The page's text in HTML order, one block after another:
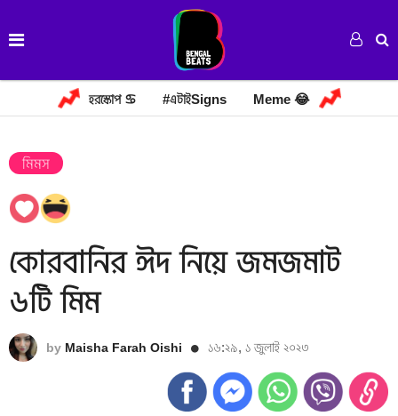
হরস্কোপ ♋ #এটাইSigns Meme 😂
মিমস
কোরবানির ঈদ নিয়ে জমজমাট
৬টি মিম
by Maisha Farah Oishi ১৬:২৯, ১ জুলাই ২০২৩